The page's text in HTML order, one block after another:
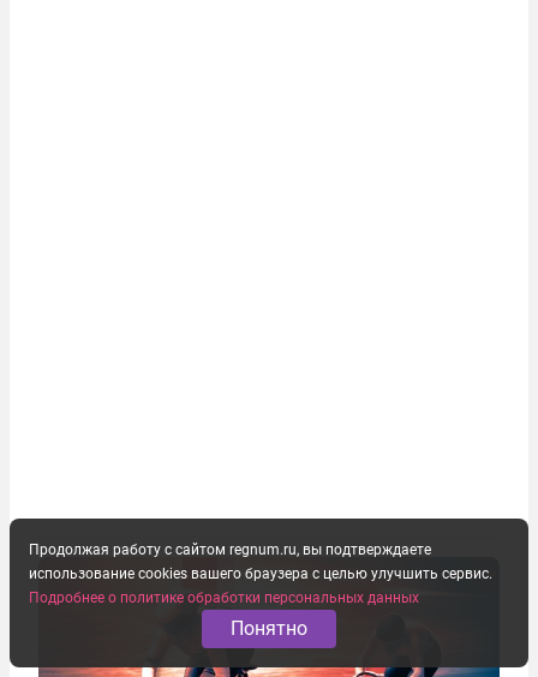
Продолжая работу с сайтом regnum.ru, вы подтверждаете
использование cookies вашего браузера с целью улучшить сервис.
Подробнее о политике обработки персональных данных
Понятно